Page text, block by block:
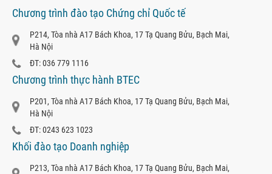
Chương trình đào tạo Chứng chỉ Quốc tế
P214, Tòa nhà A17 Bách Khoa, 17 Tạ Quang Bửu, Bạch Mai,
Hà Nội
ĐT: 036 779 1116
Chương trình thực hành BTEC
P201, Tòa nhà A17 Bách Khoa, 17 Tạ Quang Bửu, Bạch Mai,
Hà Nội
ĐT: 0243 623 1023
Khối đào tạo Doanh nghiệp
P213, Tòa nhà A17 Bách Khoa, 17 Tạ Quang Bửu, Bạch Mai,